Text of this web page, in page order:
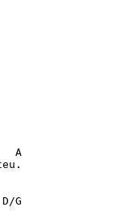
A
G